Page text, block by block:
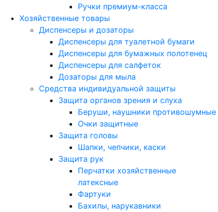
Ручки премиум-класса
Хозяйственные товары
Диспенсеры и дозаторы
Диспенсеры для туалетной бумаги
Диспенсеры для бумажных полотенец
Диспенсеры для салфеток
Дозаторы для мыла
Средства индивидуальной защиты
Защита органов зрения и слуха
Беруши, наушники противошумные
Очки защитные
Защита головы
Шапки, чепчики, каски
Защита рук
Перчатки хозяйственные
латексные
Фартуки
Бахилы, нарукавники